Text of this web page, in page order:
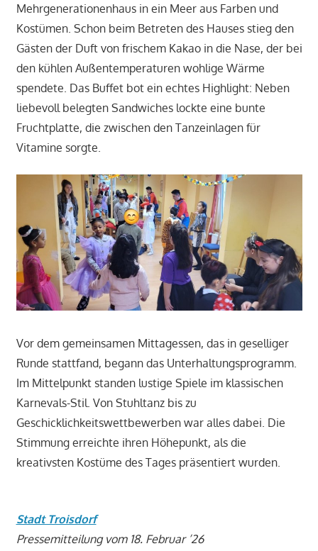
Mehrgenerationenhaus in ein Meer aus Farben und
Kostümen. Schon beim Betreten des Hauses stieg den
Gästen der Duft von frischem Kakao in die Nase, der bei
den kühlen Außentemperaturen wohlige Wärme
spendete. Das Buffet bot ein echtes Highlight: Neben
liebevoll belegten Sandwiches lockte eine bunte
Fruchtplatte, die zwischen den Tanzeinlagen für
Vitamine sorgte.
Vor dem gemeinsamen Mittagessen, das in geselliger
Runde stattfand, begann das Unterhaltungsprogramm.
Im Mittelpunkt standen lustige Spiele im klassischen
Karnevals-Stil. Von Stuhltanz bis zu
Geschicklichkeitswettbewerben war alles dabei. Die
Stimmung erreichte ihren Höhepunkt, als die
kreativsten Kostüme des Tages präsentiert wurden.
Stadt Troisdorf
Pressemitteilung vom 18. Februar ’26